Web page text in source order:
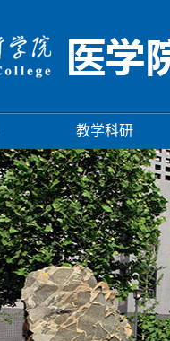
教学科研